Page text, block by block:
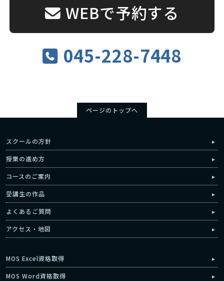
WEBで予約する
045-228-7448
ページのトップへ
スクールの方針
授業の進め方
コースのご案内
受講生の作品
よくあるご質問
アクセス・地図
MOS Excel資格取得
MOS Word資格取得